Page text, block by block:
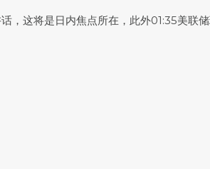
这将是日内焦点所在，此外01:35美联